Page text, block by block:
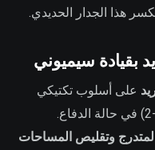
هذا الجدار الحديدي.
بقيادة سيميوني
على أسلوب تكتيكي
وتقليص المساحات